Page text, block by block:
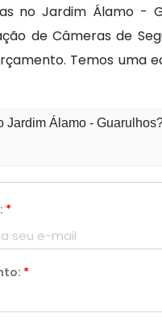
no Jardim Álamo -
de Câmeras de
Temos uma
Jardim Álamo -
*
*